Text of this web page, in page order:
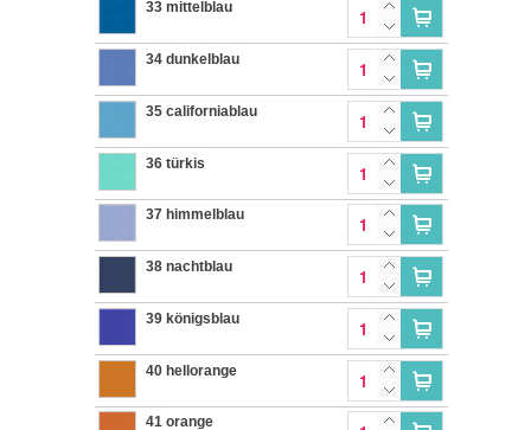
33 mittelblau
34 dunkelblau
35 californiablau
36 türkis
37 himmelblau
38 nachtblau
39 königsblau
40 hellorange
41 orange